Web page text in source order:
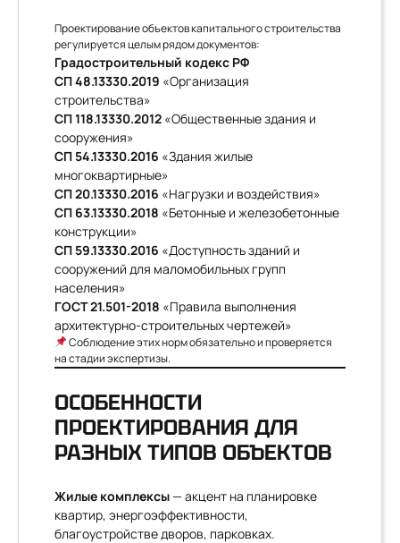
Проектирование объектов капитального строительства
регулируется целым рядом документов:
Градостроительный кодекс РФ
СП 48.13330.2019 «Организация
строительства»
СП 118.13330.2012 «Общественные здания и
сооружения»
СП 54.13330.2016 «Здания жилые
многоквартирные»
СП 20.13330.2016 «Нагрузки и воздействия»
СП 63.13330.2018 «Бетонные и железобетонные
конструкции»
СП 59.13330.2016 «Доступность зданий и
сооружений для маломобильных групп
населения»
ГОСТ 21.501-2018 «Правила выполнения
архитектурно-строительных чертежей»
Соблюдение этих норм обязательно и проверяется
на стадии экспертизы.
ОСОБЕННОСТИ
ПРОЕКТИРОВАНИЯ ДЛЯ
РАЗНЫХ ТИПОВ ОБЪЕКТОВ
Жилые комплексы— акцент на планировке
квартир, энергоэффективности,
благоустройстве дворов, парковках.